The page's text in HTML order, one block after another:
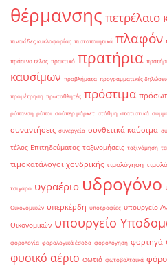
θέρμανσης πετρέλαιο
πινακίδες κυκλοφορίας πιστοποιητικά πλαφόν
πράσινο τέλος πρακτικό πρατήρια
καυσίμων προβλήματα προγραμματικές
προμέτρηση πρωταθλητές πρόστιμα
ρύπανση ρύποι σούπερ μάρκετ στάθμη στατιστικά
συναντήσεις συνεργεία συνθετικά καύσιμα
τέλος Επιτηδεύματος ταξινομήσεις ταξινόμηση
τιμοκατάλογοι χονδρικής τιμολόγηση
τσιγάρο υγραέριο υδρογόνο
Οικονομικών υπερκέρδη υποτροφίες υπουργείο
Οικονομικών υπουργείο
φορολογία φορολογικά έσοδα φορολόγηση φορτηγά
φυσικό αέριο φωτιά φωτοβολταϊκά